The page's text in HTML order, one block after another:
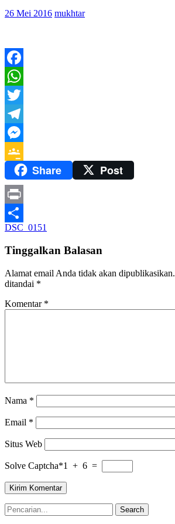
26 Mei 2016 mukhtar
Facebook
WhatsApp
Twitter
Telegram
Messenger
Google
Classroom
Share Post
Print
Share
Navigasi
pos
DSC_0151
Tinggalkan Balasan
Alamat email Anda tidak akan dipublikasikan.
ditandai *
Komentar *
Nama *
Email *
Situs Web
Solve Captcha*1 + 6 =
Search
for: